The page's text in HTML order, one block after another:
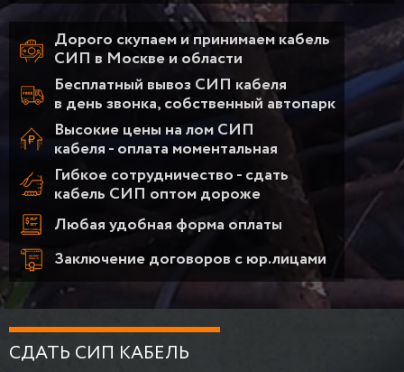
Дорого скупаем и принимаем кабель
СИП в Москве и области
Бесплатный вывоз СИП кабеля
в день звонка, собственный автопарк
Высокие цены на лом СИП
кабеля - оплата моментальная
Гибкое сотрудничество - сдать
кабель СИП оптом дороже
Любая удобная форма оплаты
Заключение договоров с юр.лицами
СДАТЬ СИП КАБЕЛЬ